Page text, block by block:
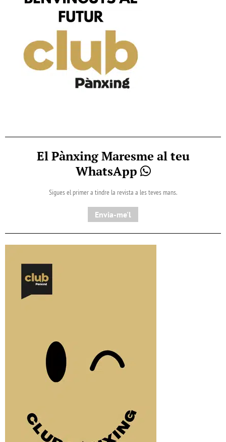
El Pànxing Maresme al teu
WhatsApp
Sigues el primer a tindre la revista a les teves mans.
Envia-me'l